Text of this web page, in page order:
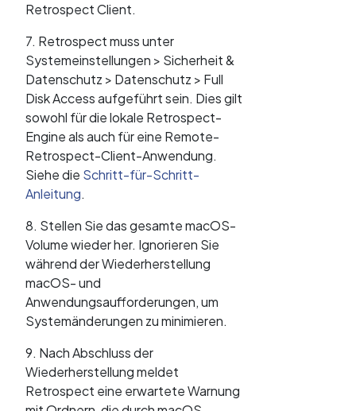
Retrospect Client.
7. Retrospect muss unter
Systemeinstellungen > Sicherheit &
Datenschutz > Datenschutz > Full
Disk Access aufgeführt sein. Dies gilt
sowohl für die lokale Retrospect-
Engine als auch für eine Remote-
Retrospect-Client-Anwendung.
Siehe die Schritt-für-Schritt-
Anleitung.
8. Stellen Sie das gesamte macOS-
Volume wieder her. Ignorieren Sie
während der Wiederherstellung
macOS- und
Anwendungsaufforderungen, um
Systemänderungen zu minimieren.
9. Nach Abschluss der
Wiederherstellung meldet
Retrospect eine erwartete Warnung